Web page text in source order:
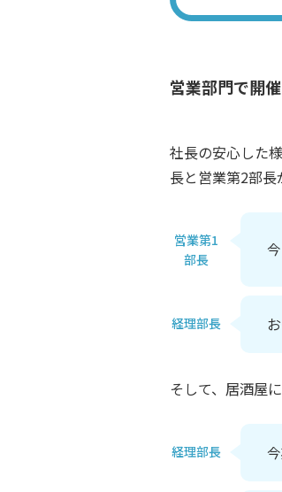
営業部門で開
社長の安心した
長と営業第2部長
営業第1
部長
経理部長
そして、居酒屋
経理部長